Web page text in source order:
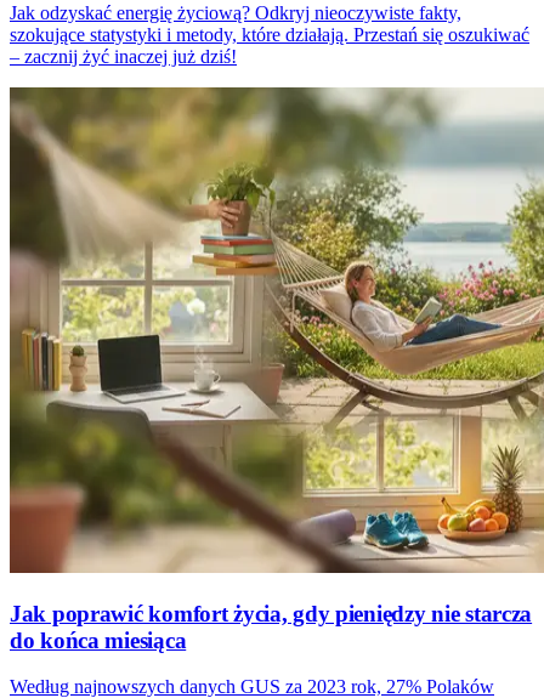
Jak odzyskać energię życiową? Odkryj nieoczywiste fakty,
szokujące statystyki i metody, które działają. Przestań się oszukiwać
– zacznij żyć inaczej już dziś!
Jak poprawić komfort życia, gdy pieniędzy nie starcza
do końca miesiąca
Według najnowszych danych GUS za 2023 rok, 27% Polaków